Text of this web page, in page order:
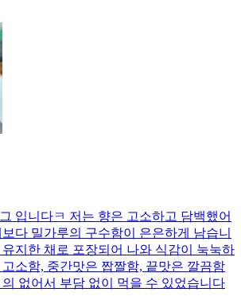
입니다ㅋ 저는 향은 고소하고 담백했어
다 밀가루의 구수함이 은은하게 남습니
지한 채로 포장되어 나와 식감이 눅눅하
소함, 중간맛은 짭짤함, 끝맛은 깔끔함
없어서 부담 없이 먹을 수 있었습니다